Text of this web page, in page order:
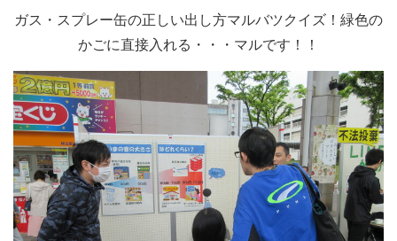
ガス・スプレー缶の正しい出し方マルバツクイズ！緑色の
かごに直接入れる・・・マルです！！